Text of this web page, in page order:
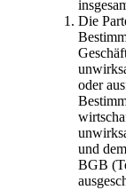
Die
oder
und
BGB